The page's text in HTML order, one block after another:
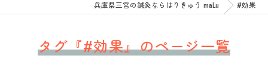
兵庫県三宮の鍼灸ならはりきゅう maLu #効果
タグ『#効果』のページ一覧